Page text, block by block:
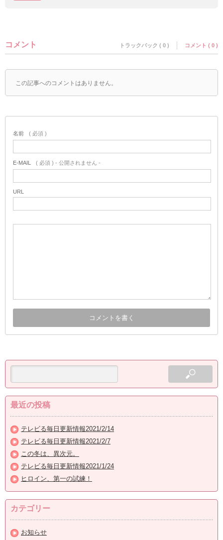
コメント トラックバック ( 0 ) コメント ( 0 )
この記事へのコメントはありません。
名前 ( 必須 )
E-MAIL ( 必須 ) - 公開されません -
URL
最近の投稿
テレビる毎日更新情報2021/2/14
テレビる毎日更新情報2021/2/7
この冬は、異次元。
テレビる毎日更新情報2021/1/24
ヒロイン、第一の試練！
カテゴリー
お知らせ